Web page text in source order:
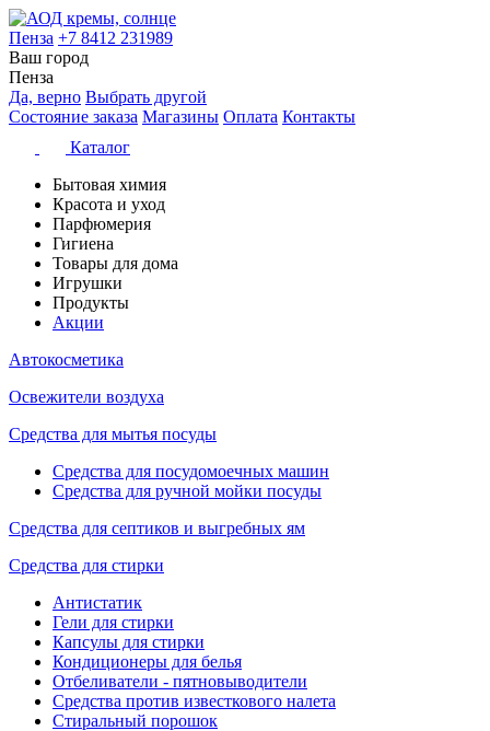
Пенза +7 8412 231989
Ваш город
Пенза
Да, верно Выбрать другой
Состояние заказа Магазины Оплата Контакты
Каталог
Бытовая химия
Красота и уход
Парфюмерия
Гигиена
Товары для дома
Игрушки
Продукты
Акции
Автокосметика
Освежители воздуха
Средства для мытья посуды
Средства для посудомоечных машин
Средства для ручной мойки посуды
Средства для септиков и выгребных ям
Средства для стирки
Антистатик
Гели для стирки
Капсулы для стирки
Кондиционеры для белья
Отбеливатели - пятновыводители
Средства против известкового налета
Стиральный порошок